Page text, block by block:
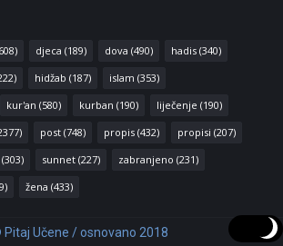
djeca (189) dova (490) hadis (340)
hidžab (187) islam (353)
kur'an (580) kurban (190) liječenje (190)
post (748) propis (432) propisi (207)
(303) sunnet (227) zabranjeno (231)
žena (433)
Učene / osnovano 2018